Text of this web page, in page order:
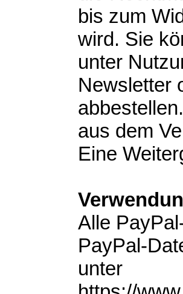
bis zum
wird. Sie
unter
Newsletter
aus dem
Eine
Alle
PayPal-
unter